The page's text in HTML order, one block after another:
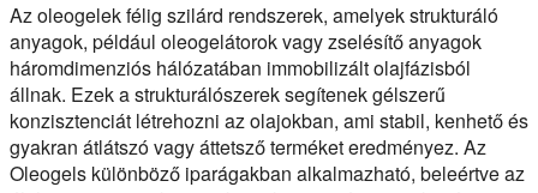
Az oleogelek félig szilárd rendszerek, amelyek strukturáló
anyagok, például oleogelátorok vagy zselésítő anyagok
háromdimenziós hálózatában immobilizált olajfázisból
állnak. Ezek a strukturálószerek segítenek gélszerű
konzisztenciát létrehozni az olajokban, ami stabil, kenhető és
gyakran átlátszó vagy áttetsző terméket eredményez. Az
Oleogels különböző iparágakban alkalmazható, beleértve az